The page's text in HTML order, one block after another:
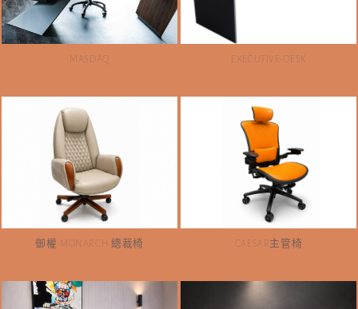
MASDAQ EXECUTIVE-DESK
御權.MONARCH 總裁椅 CAESAR主管椅